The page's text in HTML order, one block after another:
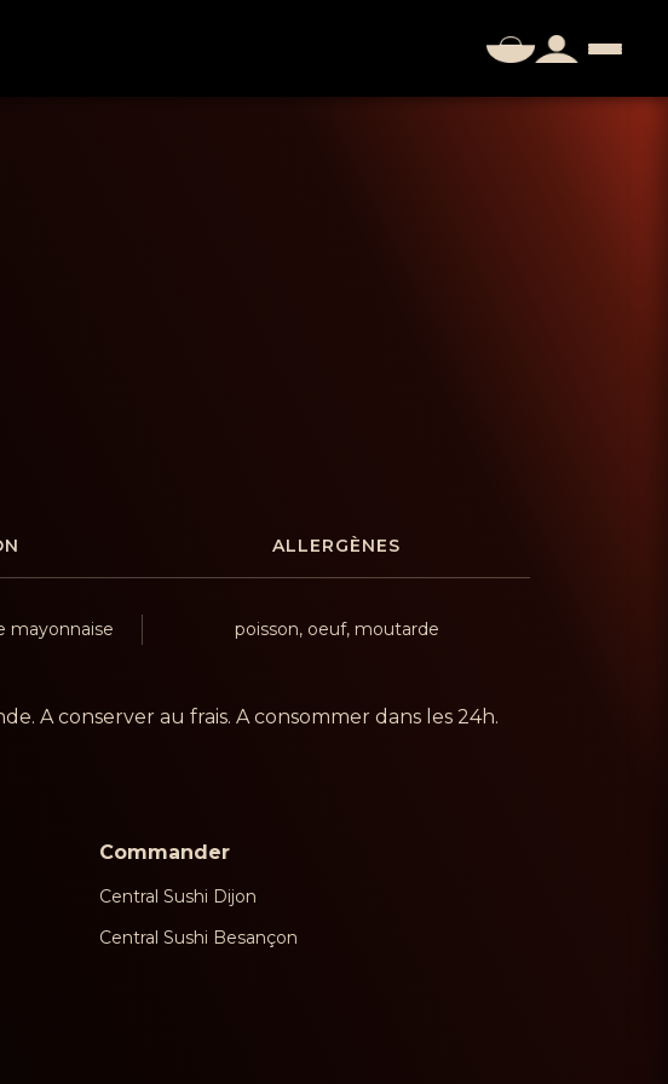
ALLERGÈNES
mayonnaise poisson, oeuf, moutarde
A conserver au frais. A consommer dans les 24h.
Commander
Central Sushi Dijon
Central Sushi Besançon